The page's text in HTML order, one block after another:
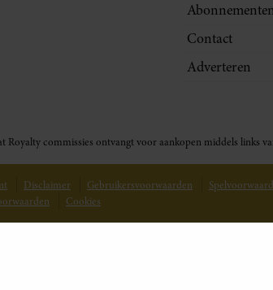
Contact
Adverteren
commissies ontvangt voor aankopen middels links
Disclaimer Gebruikersvoorwaarden
Cookies